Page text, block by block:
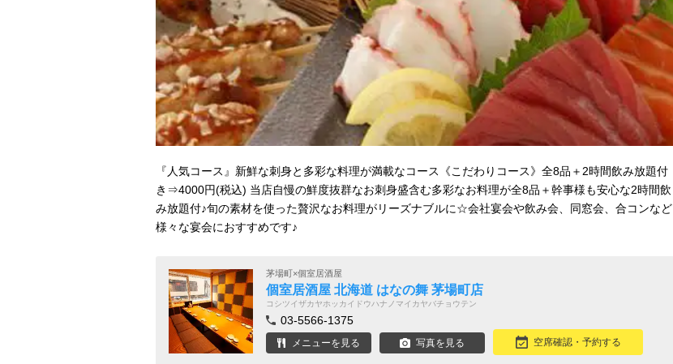
『人気コース』新鮮な刺身と多彩な料理が満載なコース《こだわりコース》全8品＋2時間飲み放題付
き⇒4000円(税込) 当店自慢の鮮度抜群なお刺身盛含む多彩なお料理が全8品＋幹事様も安心な2時間飲
み放題付♪旬の素材を使った贅沢なお料理がリーズナブルに☆会社宴会や飲み会、同窓会、合コンなど
様々な宴会におすすめです♪
茅場町×個室居酒屋
個室居酒屋 北海道 はなの舞 茅場町店
コシツイザカヤホッカイドウハナノマイカヤバチョウテン
03-5566-1375
メニューを見る 写真を見る 空席確認・予約する